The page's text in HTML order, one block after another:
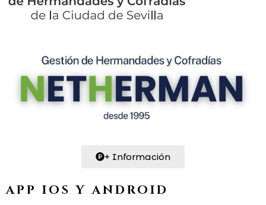
+ Información
APP IOS Y ANDROID